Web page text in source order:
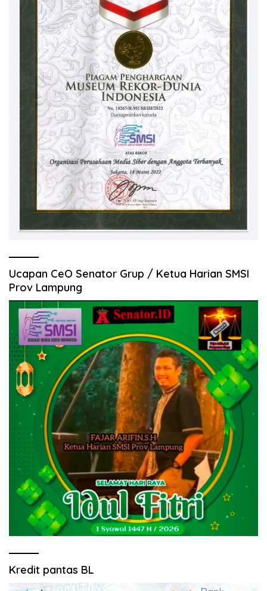
Ucapan CeO Senator Grup / Ketua Harian SMSI
Prov Lampung
Kredit pantas BL